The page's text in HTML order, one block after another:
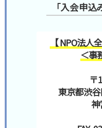
「入会申
【 NPO法人
＜事
〒
東京都渋
神